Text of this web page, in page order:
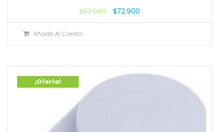
$82.900 $72.900
Añadir Al Carrito
¡Oferta!